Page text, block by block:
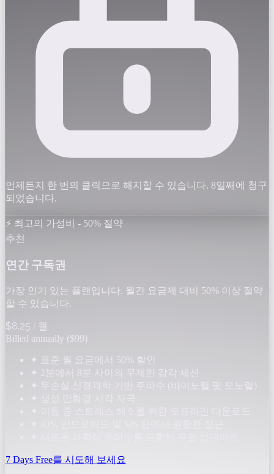
언제든지 한 번의 클릭으로 해지할 수 있습니다. 8일째에 청구
되었습니다.
⚡ 최고의 가성비 - 50% 절약
추천
연간 구독권
가장 인기 있는 플랜입니다. 월간 요금제 대비 50% 이상 절약
할 수 있습니다.
$8.25 / 월
Billed annually ($99)
✦ 표준 월 요금에서 50% 할인
✦ 2분에서 8분 사이의 무제한 감각 세션
✦ 무손실 신경과학 기반 주파수 (바이노럴 및 모노럴)
✦
생성 만화경 시각 자극
7 Days Free를 시도해 보세요